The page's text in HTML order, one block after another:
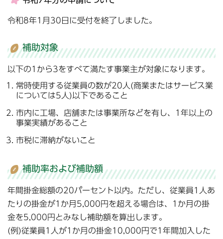
令和8年1月30日に受付を終了しました。
補助対象
以下の1から3をすべて満たす事業主が対象になります。
常時使用する従業員の数が20人(商業またはサービス業
については5人)以下であること
市内に工場、店舗または事業所などを有し、1年以上の
事業実績があること
市税に滞納がないこと
補助率および補助額
年間掛金総額の20パーセント以内。ただし、従業員1人あ
たりの掛金が1か月5,000円を超える場合は、1か月の掛
金を5,000円とみなし補助額を算出します。
(例)従業員1人が1か月の掛金10,000円で1年間加入した